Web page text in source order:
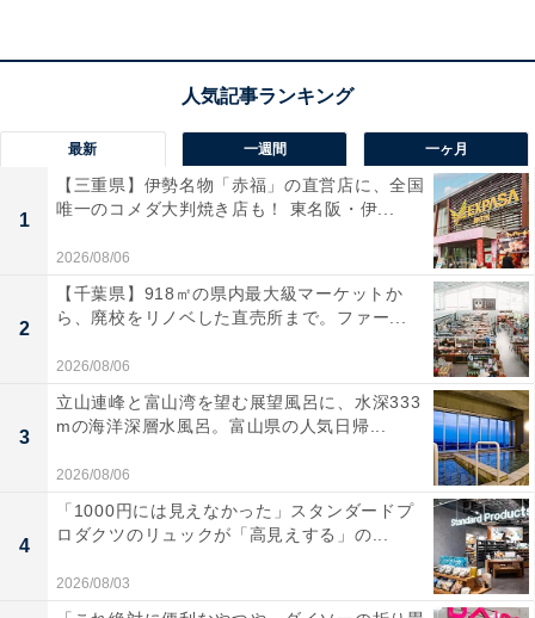
れておらず、在庫がなくなり次第終了する可能性もあり
この商品のおすすめポイントは？
業界トップクラスと評されるノイズキャンセリング性能
で、通勤電車やカフェ、飛行機内でも周囲の雑音をしっ
かりカット。
Bose独自のイマーシブオーディオにより、
音が頭の周囲に広がるような立体感を実現し、ライブ音
源や映画視聴では思わず引き込まれる感覚に。
最大約30
時間のロングバッテリー
で、外出先でも充電切れを気に
せず使えるのも安心ポイントです。
ユーザーからは「まさに才色兼備といえる」「音質も音
域もよし」という声があがっています。一方で、「ノイ
キャンとの切り替わりに若干のラグがある」という声
も。買い替えを考えている人や、性能にこだわりたい人
には、おすすめの商品といえそうです。
最新 一週間 一ヶ月
1
【三重県】伊勢名物「赤福」の直営店に、全国
唯一のコメダ大判焼き店も！ 東名阪・伊...
2026/08/06
2
【千葉県】918㎡の県内最大級マーケットか
ら、廃校をリノベした直売所まで。ファー...
2026/08/06
3
立山連峰と富山湾を望む展望風呂に、水深333
mの海洋深層水風呂。富山県の人気日帰...
2026/08/06
4
「1000円には見えなかった」スタンダードプ
ロダクツのリュックが「高見えする」の...
2026/08/03